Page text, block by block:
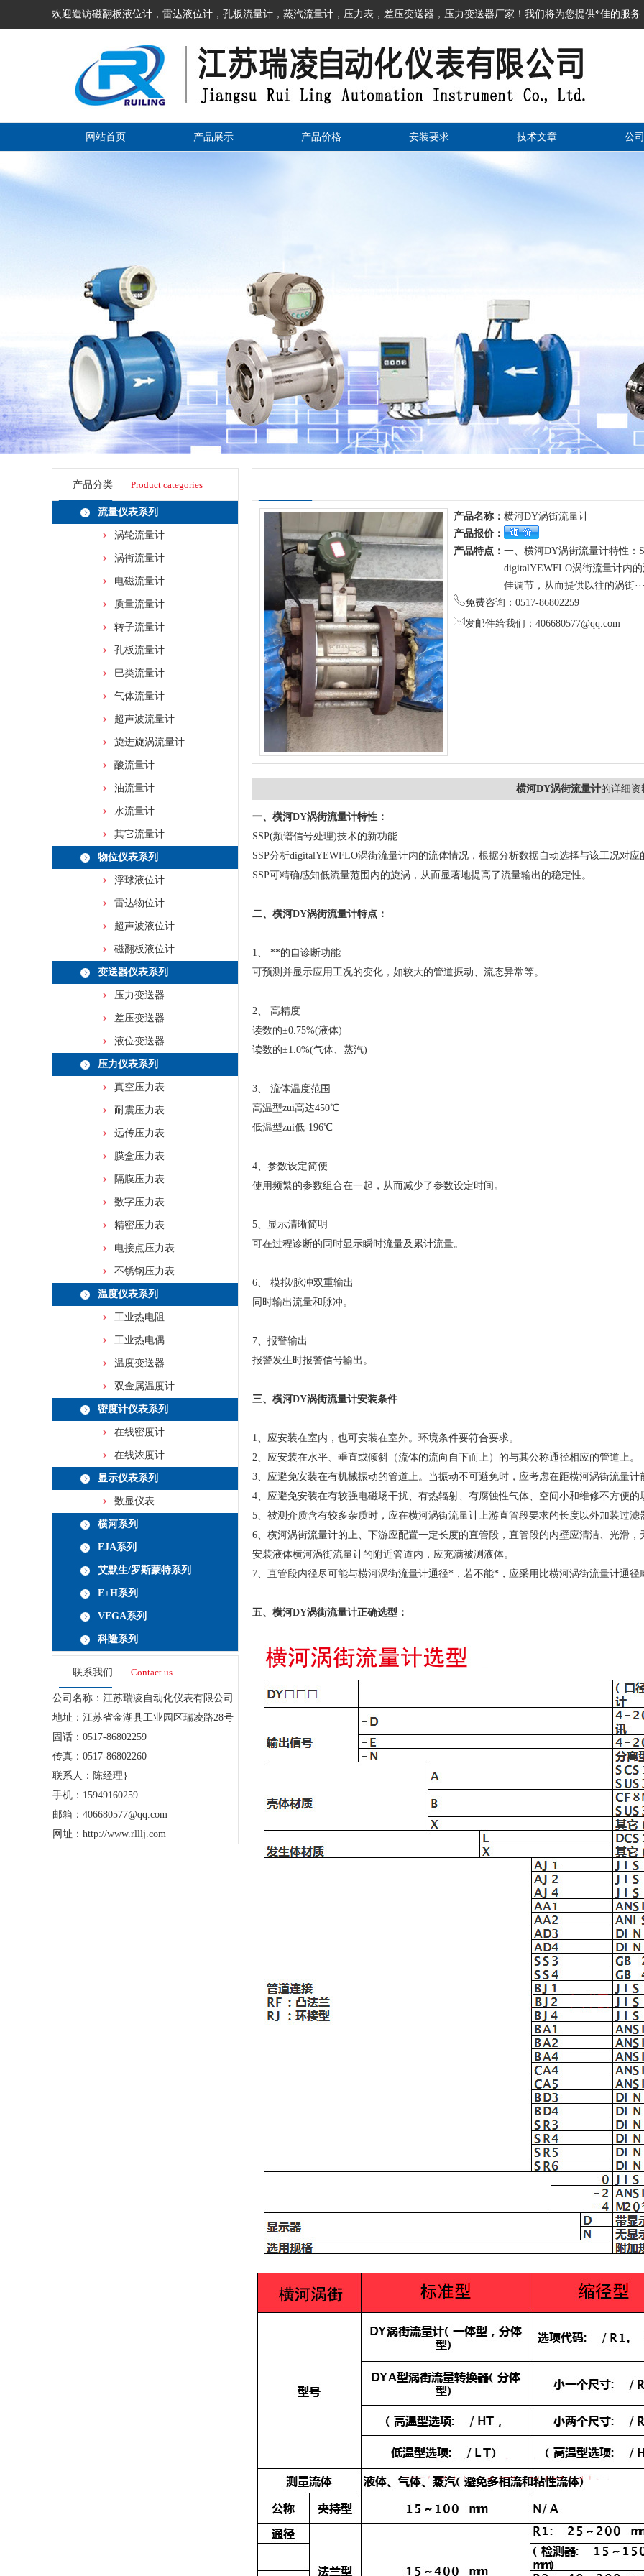
欢迎造访磁翻板液位计，雷达液位计，孔板流量计，蒸汽流量计，压力表，差压变送器，压力变送器厂家！我们将为您提供*佳的服务
网站首页 产品展示 产品价格 安装要求 技术文章 公
产品分类 Product categories
流量仪表系列
涡轮流量计
涡街流量计
电磁流量计
质量流量计
转子流量计
孔板流量计
巴类流量计
气体流量计
超声波流量计
旋进旋涡流量计
酸流量计
油流量计
水流量计
其它流量计
物位仪表系列
浮球液位计
雷达物位计
超声波液位计
磁翻板液位计
变送器仪表系列
压力变送器
差压变送器
液位变送器
压力仪表系列
真空压力表
耐震压力表
远传压力表
膜盒压力表
隔膜压力表
数字压力表
精密压力表
电接点压力表
不锈钢压力表
温度仪表系列
工业热电阻
工业热电偶
温度变送器
双金属温度计
密度计仪表系列
在线密度计
在线浓度计
显示仪表系列
数显仪表
横河系列
EJA系列
艾默生/罗斯蒙特系列
E+H系列
VEGA系列
科隆系列
联系我们 Contact us
公司名称：江苏瑞凌自动化仪表有限公司
地址：江苏省金湖县工业园区瑞凌路28号
固话：0517-86802259
传真：0517-86802260
联系人：陈经理}
手机：15949160259
邮箱：406680577@qq.com
网址： http://www.rlllj.com
产品名称： 横河DY涡街流量计
产品报价：
产品特点： 一、横河DY涡街流量计特性：
digitalYEWFLO涡街流量计内
佳调节，从而提供以往的涡街
免费咨询：0517-86802259
发邮件给我们：406680577@qq.com
横河DY涡街流量计的详细资
一、横河DY涡街流量计特性：
SSP(频谱信号处理)技术的新功能
SSP分析digitalYEWFLO涡街流量计内的流体情况，根据分析数据自动选择与该工况对
SSP可精确感知低流量范围内的旋涡，从而显著地提高了流量输出的稳定性。
二、横河DY涡街流量计特点：
1、 **的自诊断功能
可预测并显示应用工况的变化，如较大的管道振动、流态异常等。
2、 高精度
读数的±0.75%(液体)
读数的±1.0%(气体、蒸汽)
3、 流体温度范围
高温型zui高达450℃
低温型zui低-196℃
4、参数设定简便
使用频繁的参数组合在一起，从而减少了参数设定时间。
5、显示清晰简明
可在过程诊断的同时显示瞬时流量及累计流量。
6、 模拟/脉冲双重输出
同时输出流量和脉冲。
7、报警输出
报警发生时报警信号输出。
三、横河DY涡街流量计安装条件
1、应安装在室内，也可安装在室外。环境条件要符合要求。
2、应安装在水平、垂直或倾斜（流体的流向自下而上）的与其公称通径相应的管道上。
3、应避免安装在有机械振动的管道上。当振动不可避免时，应考虑在距横河涡街流量
4、应避免安装在有较强电磁场干扰、有热辐射、有腐蚀性气体、空间小和维修不方便的
5、被测介质含有较多杂质时，应在横河涡街流量计上游直管段要求的长度以外加装过滤
6、横河涡街流量计的上、下游应配置一定长度的直管段，直管段的内壁应清洁、光滑
安装液体横河涡街流量计的附近管道内，应充满被测液体。
7、直管段内径尽可能与横河涡街流量计通径*，若不能*，应采用比横河涡街流量计通径
五、 横河DY涡街流量计正确选型：